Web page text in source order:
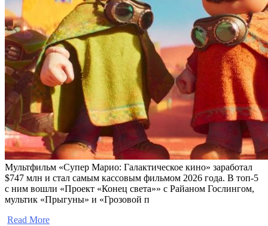
Мультфильм «Супер Марио: Галактическое кино» заработал
$747 млн и стал самым кассовым фильмом 2026 года. В топ-5
с ним вошли «Проект «Конец света»» с Райаном Гослингом,
мультик «Прыгуны» и «Грозовой п
Read More